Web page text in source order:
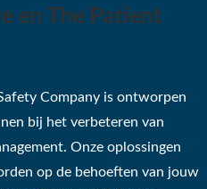
en The Patient
Company is ontworpen
bij het verbeteren van
. Onze oplossingen
op de behoeften van jouw